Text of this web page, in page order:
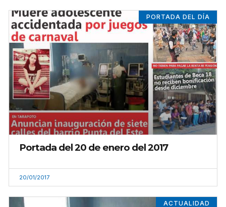
PORTADA DEL DÍA
Portada del 20 de enero del 2017
20/01/2017
ACTUALIDAD